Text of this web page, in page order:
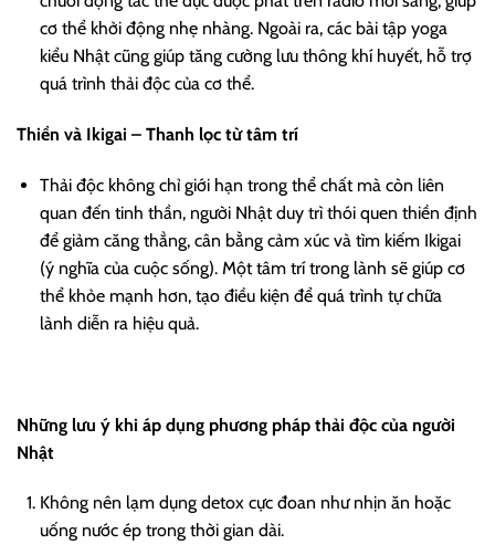
cơ thể khởi động nhẹ nhàng. Ngoài ra, các bài tập yoga
kiểu Nhật cũng giúp tăng cường lưu thông khí huyết, hỗ trợ
quá trình thải độc của cơ thể.
Thiền và Ikigai – Thanh lọc từ tâm trí
Thải độc không chỉ giới hạn trong thể chất mà còn liên
quan đến tinh thần, người Nhật duy trì thói quen thiền định
để giảm căng thẳng, cân bằng cảm xúc và tìm kiếm Ikigai
(ý nghĩa của cuộc sống). Một tâm trí trong lành sẽ giúp cơ
thể khỏe mạnh hơn, tạo điều kiện để quá trình tự chữa
lành diễn ra hiệu quả.
Những lưu ý khi áp dụng phương pháp thải độc của người
Nhật
Không nên lạm dụng detox cực đoan như nhịn ăn hoặc
uống nước ép trong thời gian dài.